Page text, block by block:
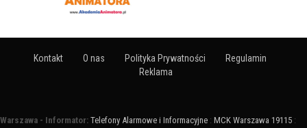
Kontakt O nas Polityka Prywatności
Regulamin
Reklama
Warszawa - Informator: Telefony Alarmowe i Informacyjne : MCK Warszawa 19115 :